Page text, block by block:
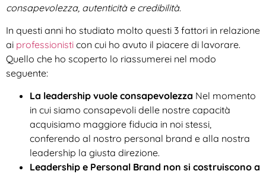
consapevolezza, autenticità e credibilità.
In questi anni ho studiato molto questi 3 fattori in relazione
ai professionisti con cui ho avuto il piacere di lavorare.
Quello che ho scoperto lo riassumerei nel modo
seguente:
La leadership vuole consapevolezza Nel momento
in cui siamo consapevoli delle nostre capacità
acquisiamo maggiore fiducia in noi stessi,
conferendo al nostro personal brand e alla nostra
leadership la giusta direzione.
Leadership e Personal Brand non si costruiscono a